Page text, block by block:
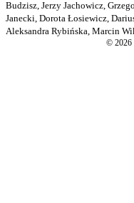
Budzisz, Jerzy Jachowicz,
Janecki, Dorota Łosiewicz,
Aleksandra Rybińska, Marcin
© 2026